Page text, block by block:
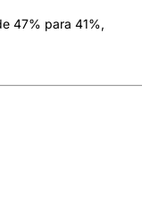
47% para 41%,